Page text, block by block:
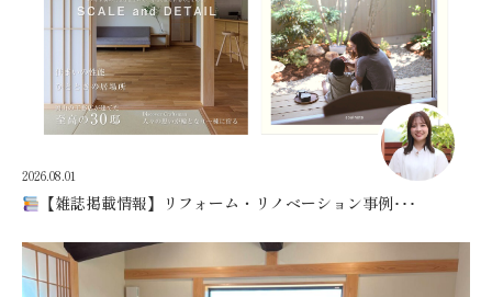
2026.08.01
【雑誌掲載情報】リフォーム・リノベーション事例･･･